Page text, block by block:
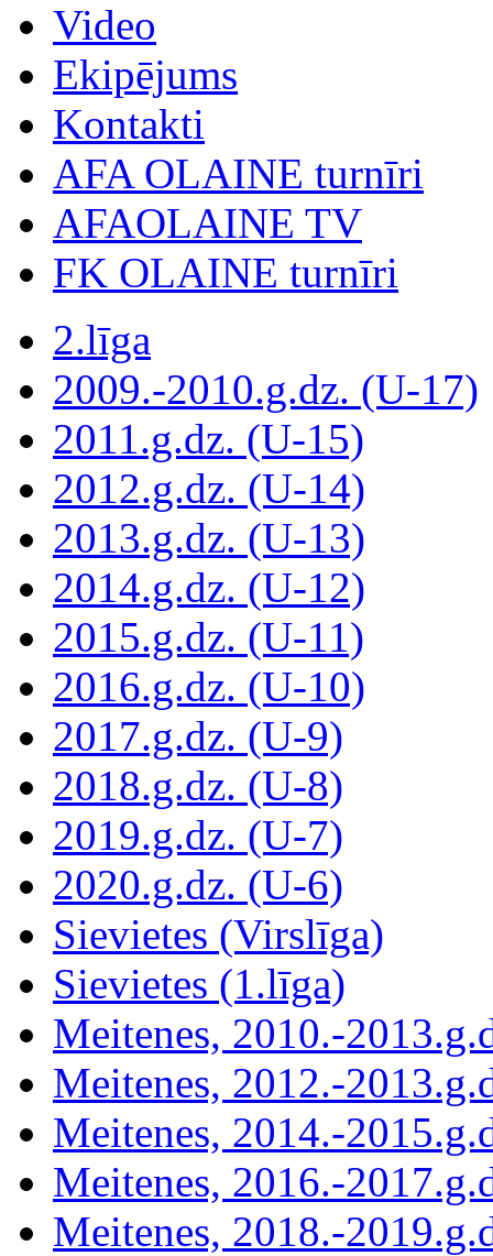
Video
Ekipējums
Kontakti
AFA OLAINE turnīri
AFAOLAINE TV
FK OLAINE turnīri
2.līga
2009.-2010.g.dz. (U-17)
2011.g.dz. (U-15)
2012.g.dz. (U-14)
2013.g.dz. (U-13)
2014.g.dz. (U-12)
2015.g.dz. (U-11)
2016.g.dz. (U-10)
2017.g.dz. (U-9)
2018.g.dz. (U-8)
2019.g.dz. (U-7)
2020.g.dz. (U-6)
Sievietes (Virslīga)
Sievietes (1.līga)
Meitenes, 2010.-
Meitenes, 2012.-
Meitenes, 2014.-
Meitenes, 2016.-
Meitenes, 2018.-